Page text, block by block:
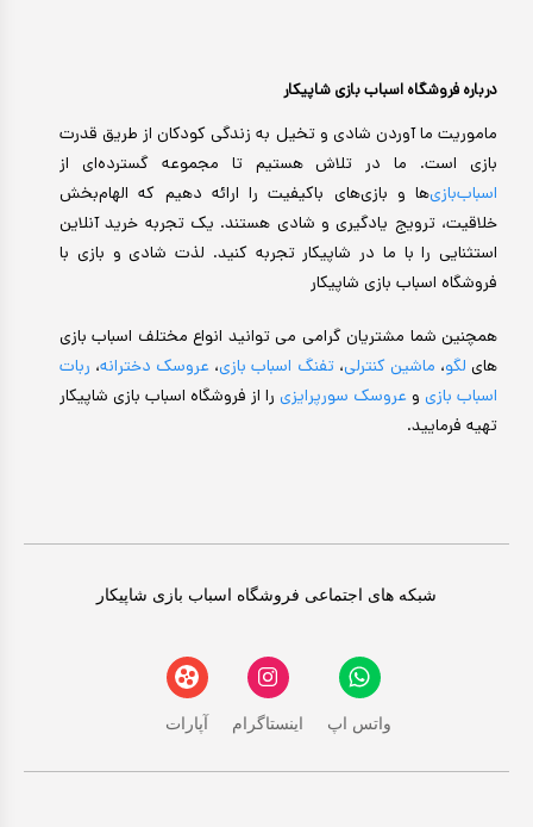
درباره فروشگاه اسباب بازی شاپیکار
ماموریت ما آوردن شادی و تخیل به زندگی کودکان از طریق قدرت
بازی است. ما در تلاش هستیم تا مجموعه گسترده‌ای از
اسباب‌بازی‌ها و بازی‌های باکیفیت را ارائه دهیم که الهام‌بخش
خلاقیت، ترویج یادگیری و شادی هستند. یک تجربه خرید آنلاین
استثنایی را با ما در شاپیکار تجربه کنید. لذت شادی و بازی با
فروشگاه اسباب بازی شاپیکار
همچنین شما مشتریان گرامی می توانید انواع مختلف اسباب بازی
های لگو، ماشین کنترلی،تفنگ اسباب بازی، عروسک دخترانه، ربات
اسباب بازی و عروسک سورپرایزی را از فروشگاه اسباب بازی شاپیکار
تهیه فرمایید.
شبکه های اجتماعی فروشگاه اسباب بازی شاپیکار
واتس اپ اینستاگرام آپارات